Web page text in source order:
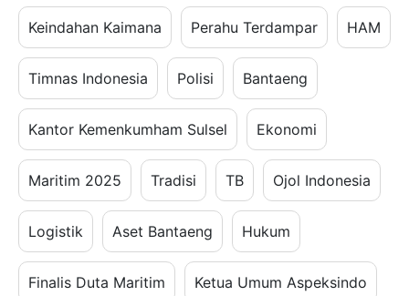
Keindahan Kaimana Perahu Terdampar HAM
Timnas Indonesia Polisi Bantaeng
Kantor Kemenkumham Sulsel Ekonomi
Maritim 2025 Tradisi TB Ojol Indonesia
Logistik Aset Bantaeng Hukum
Finalis Duta Maritim Ketua Umum Aspeksindo